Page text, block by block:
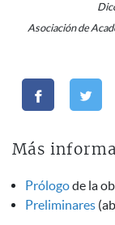
Asociación de
Más
Prólogode la
Preliminares